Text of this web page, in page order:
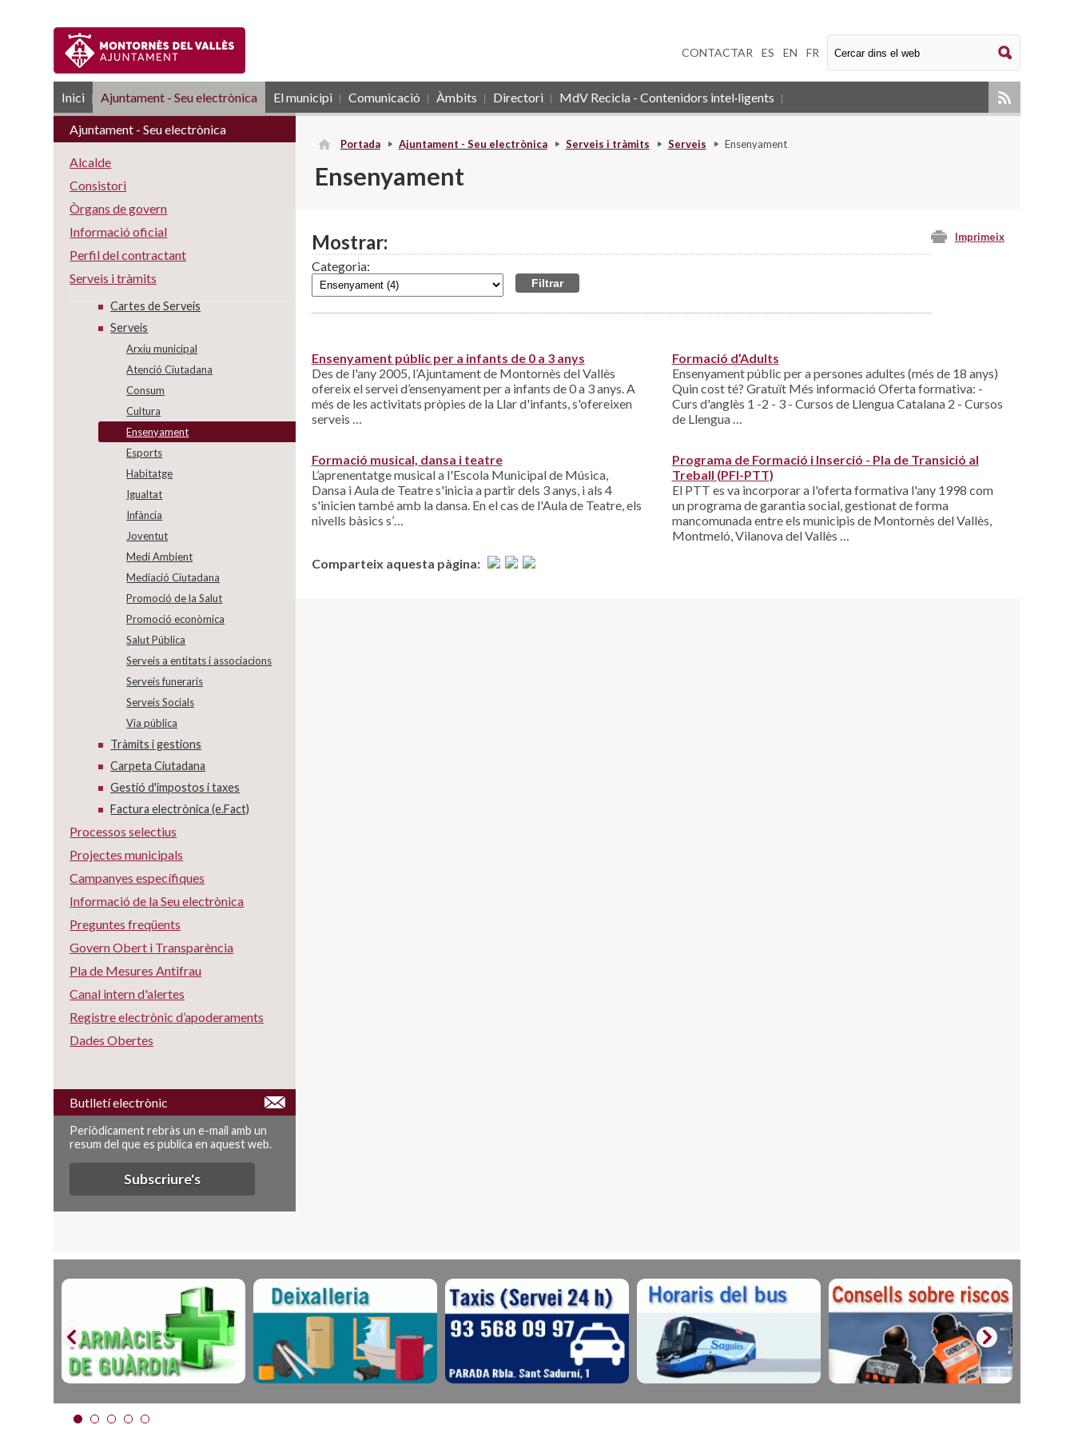
CONTACTAR ES EN FR
Inici Ajuntament - Seu electrònica El municipi Comunicació Àmbits Directori MdV Recicla - Contenidors intel·ligents
RSS
Portada Ajuntament - Seu electrònica Serveis i tràmits Serveis Ensenyament
Ensenyament
Imprimeix
Mostrar:
Categoria:
Ensenyament públic per a infants de 0 a 3 anys
Des de l'any 2005, l’Ajuntament de Montornès del Vallès
ofereix el servei d’ensenyament per a infants de 0 a 3 anys. A
més de les activitats pròpies de la Llar d'infants, s'ofereixen
serveis …
Formació d’Adults
Ensenyament públic per a persones adultes (més de 18 anys)
Quin cost té? Gratuït Més informació Oferta formativa: -
Curs d'anglès 1 -2 - 3 - Cursos de Llengua Catalana 2 - Cursos
de Llengua …
Formació musical, dansa i teatre
L’aprenentatge musical a l'Escola Municipal de Música,
Dansa i Aula de Teatre s'inicia a partir dels 3 anys, i als 4
s'inicien també amb la dansa. En el cas de l'Aula de Teatre, els
nivells bàsics s’…
Programa de Formació i Inserció - Pla de Transició al
Treball (PFI-PTT)
El PTT es va incorporar a l'oferta formativa l'any 1998 com
un programa de garantia social, gestionat de forma
mancomunada entre els municipis de Montornès del Vallès,
Montmeló, Vilanova del Vallès …
Comparteix aquesta pàgina:
Ajuntament - Seu electrònica
Alcalde
Consistori
Òrgans de govern
Informació oficial
Perfil del contractant
Serveis i tràmits
Cartes de Serveis
Serveis
Arxiu municipal
Atenció Ciutadana
Consum
Cultura
Ensenyament
Esports
Habitatge
Igualtat
Infància
Joventut
Medi Ambient
Mediació Ciutadana
Promoció de la Salut
Promoció econòmica
Salut Pública
Serveis a entitats i associacions
Serveis funeraris
Serveis Socials
Via pública
Tràmits i gestions
Carpeta Ciutadana
Gestió d'impostos i taxes
Factura electrònica (e.Fact)
Processos selectius
Projectes municipals
Campanyes específiques
Informació de la Seu electrònica
Preguntes freqüents
Govern Obert i Transparència
Pla de Mesures Antifrau
Canal intern d'alertes
Registre electrònic d’apoderaments
Dades Obertes
Butlletí electrònic
Periòdicament rebràs un e-mail amb un
resum del que es publica en aquest web.
Subscriure's